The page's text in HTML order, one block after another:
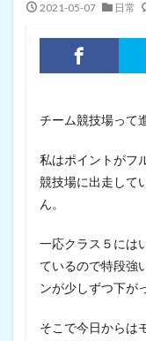
2021-05-07 日常
チーム競技場って
私はポイントがフ
競技場に出走して
ん。
一応クラス５には
ているので特段強
ンが少しずつ下が
そこで今日からは